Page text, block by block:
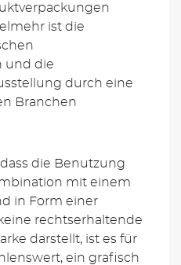
ist die
und die
durch eine
Branchen
die Benutzung
mit einem
in Form einer
rechtserhaltende
darstellt, ist es für
ein grafisch